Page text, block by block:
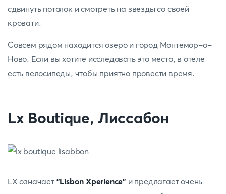
сдвинуть потолок и смотреть на звезды со своей
кровати.
Совсем рядом находится озеро и город Монтемор-о-
Ново. Если вы хотите исследовать это место, в отеле
есть велосипеды, чтобы приятно провести время.
Lx Boutique, Лиссабон
LX означает "Lisbon Xperience" и предлагает очень